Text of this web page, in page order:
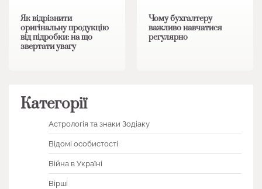
Як відрізнити
оригінальну продукцію
від підробки: на що
звертати увагу
Чому бухгалтеру
важливо навчатися
регулярно
Категорії
Астрологія та знаки Зодіаку
Відомі особистості
Війна в Україні
Вірші